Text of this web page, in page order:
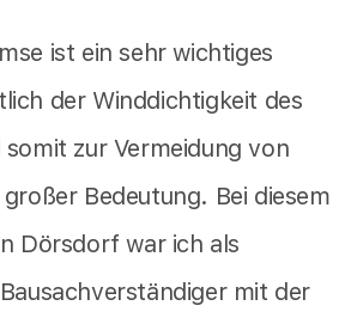
ist ein sehr wichtiges
der Winddichtigkeit des
somit zur Vermeidung von
Bedeutung. Bei diesem
Dörsdorf war ich als
mit der